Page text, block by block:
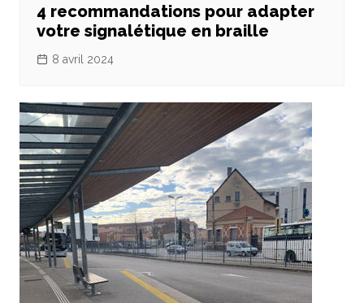
4 recommandations pour adapter
votre signalétique en braille
8 avril 2024